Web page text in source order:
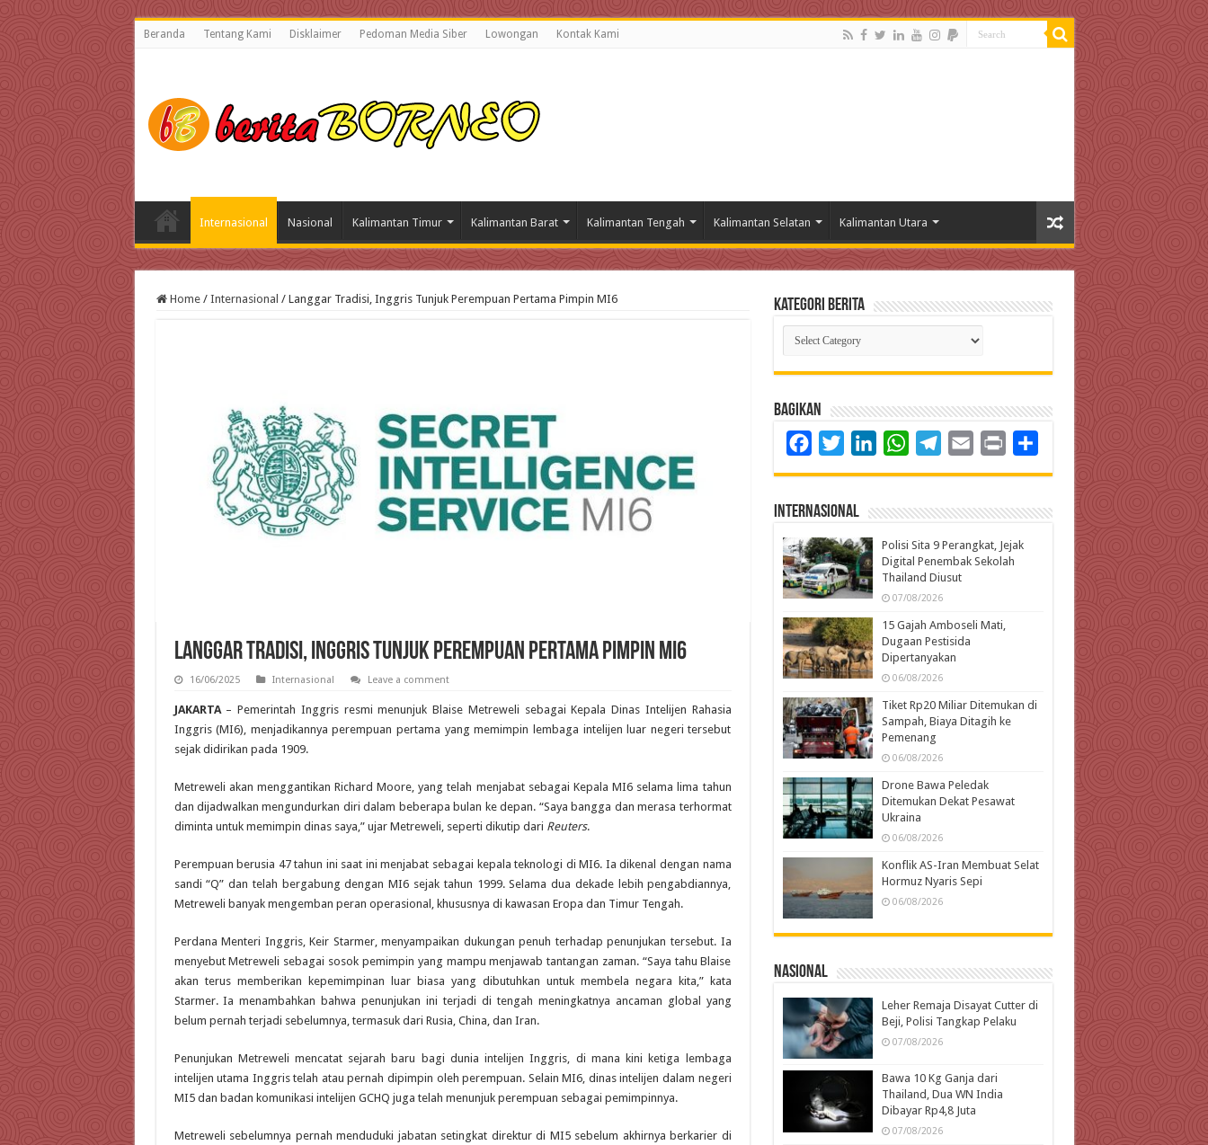
Beranda Tentang Kami Disklaimer Pedoman Media Siber Lowongan Kontak Kami
Internasional Nasional Kalimantan Timur Kalimantan Barat Kalimantan Tengah Kalimantan Selatan Kalimantan Utara
Home / Internasional / Langgar Tradisi, Inggris Tunjuk Perempuan Pertama Pimpin MI6
Langgar Tradisi, Inggris Tunjuk Perempuan Pertama Pimpin MI6
16/06/2025 Internasional Leave a comment
JAKARTA– Pemerintah Inggris resmi menunjuk Blaise Metreweli sebagai Kepala Dinas Intelijen Rahasia
Inggris (MI6), menjadikannya perempuan pertama yang memimpin lembaga intelijen luar negeri tersebut
sejak didirikan pada 1909.
Metreweli akan menggantikan Richard Moore, yang telah menjabat sebagai Kepala MI6 selama lima tahun
dan dijadwalkan mengundurkan diri dalam beberapa bulan ke depan. “Saya bangga dan merasa terhormat
diminta untuk memimpin dinas saya,” ujar Metreweli, seperti dikutip dari Reuters.
Perempuan berusia 47 tahun ini saat ini menjabat sebagai kepala teknologi di MI6. Ia dikenal dengan nama
sandi “Q” dan telah bergabung dengan MI6 sejak tahun 1999. Selama dua dekade lebih pengabdiannya,
Metreweli banyak mengemban peran operasional, khususnya di kawasan Eropa dan Timur Tengah.
Perdana Menteri Inggris, Keir Starmer, menyampaikan dukungan penuh terhadap penunjukan tersebut. Ia
menyebut Metreweli sebagai sosok pemimpin yang mampu menjawab tantangan zaman. “Saya tahu Blaise
akan terus memberikan kepemimpinan luar biasa yang dibutuhkan untuk membela negara kita,” kata
Starmer. Ia menambahkan bahwa penunjukan ini terjadi di tengah meningkatnya ancaman global yang
belum pernah terjadi sebelumnya, termasuk dari Rusia, China, dan Iran.
Penunjukan Metreweli mencatat sejarah baru bagi dunia intelijen Inggris, di mana kini ketiga lembaga
intelijen utama Inggris telah atau pernah dipimpin oleh perempuan. Selain MI6, dinas intelijen dalam negeri
MI5 dan badan komunikasi intelijen GCHQ juga telah menunjuk perempuan sebagai pemimpinnya.
Metreweli sebelumnya pernah menduduki jabatan setingkat direktur di MI5 sebelum akhirnya berkarier di
Kategori Berita
Kategori
Berita
Bagikan
FacebookTwitterLinkedInWhatsAppTelegram
Email Print
Internasional
Polisi Sita 9 Perangkat, Jejak
Digital Penembak Sekolah
Thailand Diusut
07/08/2026
15 Gajah Amboseli Mati,
Dugaan Pestisida
Dipertanyakan
06/08/2026
Tiket Rp20 Miliar Ditemukan di
Sampah, Biaya Ditagih ke
Pemenang
06/08/2026
Drone Bawa Peledak
Ditemukan Dekat Pesawat
Ukraina
06/08/2026
Konflik AS-Iran Membuat Selat
Hormuz Nyaris Sepi
06/08/2026
Nasional
Leher Remaja Disayat Cutter di
Beji, Polisi Tangkap Pelaku
07/08/2026
Bawa 10 Kg Ganja dari
Thailand, Dua WN India
Dibayar Rp4,8 Juta
07/08/2026